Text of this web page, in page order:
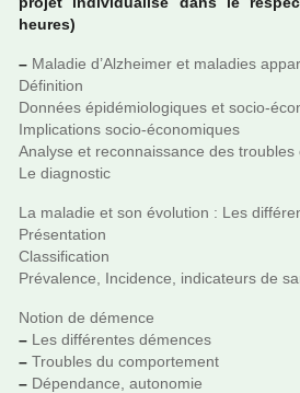
heures)
– Maladie d’Alzheimer et mala­dies
Définition
Données épidémiologiques et socio-
Implications socio-économiques
Analyse et reconnais­sance des trou­bles
Le diag­nos­tic
La mala­die et son évolution : Les
Présentation
Classification
Prévalence, Incidence, indi­ca­teurs de
Notion de démence
– Les dif­fé­ren­tes démen­ces
– Troubles du com­por­te­ment
– Dépendance, auto­no­mie